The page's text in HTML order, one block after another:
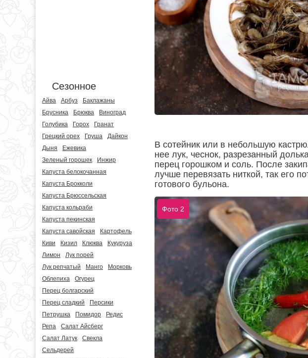
Сезонное
Айва Арбуз
Баклажаны
Брусника
Брюква
Виноград
Голубика
Горох
Гранат
Грецкий орех
Груша
Дайкон
Дыня
Ежевика
Зеленый горошек
Инжир
Капуста белокочанная
Капуста Брокколи
Капуста Брюссельская
Капуста кольраби
Капуста пекинская
Капуста савойская
Картофель
Киви
Кизил Клюква
Кукуруза
Лимон
Лук порей
Лук репчатый
Манго
Морковь
Облепиха
Огурец
Перец болгарский
Перец сладкий
Персики
Петрушка
Помидор
Редис
Репа
Салат Айсберг
Салат Латук
Свекла
Сельдерей
В сотейник или в небольшую
нее лук, чеснок, разрезанный
перец горошком и соль. После
лучше перевязать ниткой, так его
готового бульона.
Фото 2